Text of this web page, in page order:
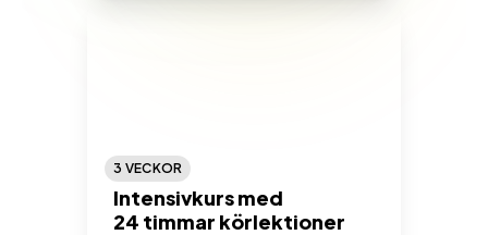
3 VECKOR
Intensivkurs med
24 timmar körlektioner